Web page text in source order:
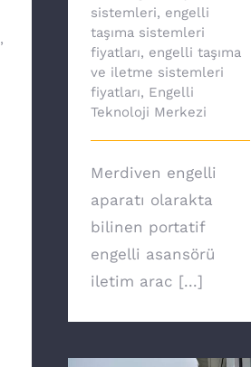
,
sistemleri, engelli
taşıma sistemleri
fiyatları, engelli taşıma
ve iletme sistemleri
fiyatları, Engelli
Teknoloji Merkezi
Merdiven engelli
aparatı olarakta
bilinen portatif
engelli asansörü
iletim arac [...]